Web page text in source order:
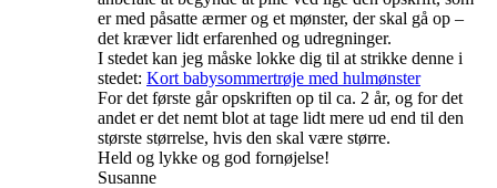
er med påsatte ærmer og et mønster, der skal gå op –
det kræver lidt erfarenhed og udregninger.
I stedet kan jeg måske lokke dig til at strikke denne i
stedet: Kort babysommertrøje med hulmønster
For det første går opskriften op til ca. 2 år, og for det
andet er det nemt blot at tage lidt mere ud end til den
største størrelse, hvis den skal være større.
Held og lykke og god fornøjelse!
Susanne